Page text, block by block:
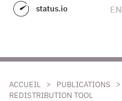
status.io EN
ACCUEIL > PUBLICATIONS >
REDISTRIBUTION TOOL